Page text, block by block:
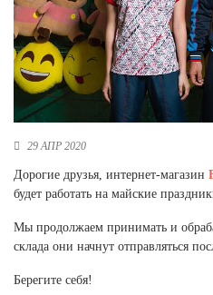
Новосибирская область (3)
Омская область (5)
Республика Башкортостан (3)
Республика Крым (1)
Республика Татарстан (2)
Ростовская область (2)
Самарская область (1)
Санкт-Петербург и ЛО (3)
Свердловская область (5)
Северная Осетия (2)
Ставропольский край (5)
29 АПР 2020
Дорогие друзья, интернет-магазин
будет работать на майские
Мы продолжаем принимать и
склада они начнут отправляться
Берегите себя!